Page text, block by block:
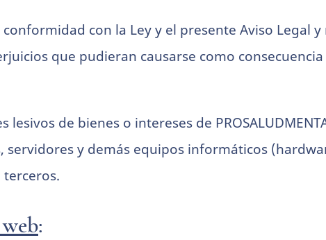
con la Ley y el presente Aviso Legal
que pudieran causarse como
de bienes o intereses de
y demás equipos informáticos
terceros.
: